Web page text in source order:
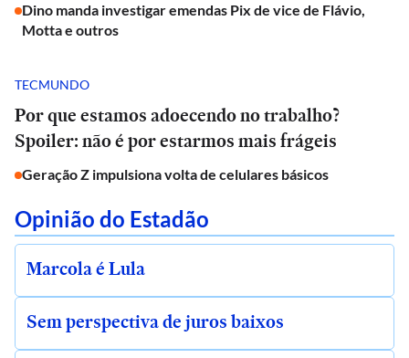
Dino manda investigar emendas Pix de vice de Flávio,
Motta e outros
TECMUNDO
Por que estamos adoecendo no trabalho?
Spoiler: não é por estarmos mais frágeis
Geração Z impulsiona volta de celulares básicos
Opinião do Estadão
Marcola é Lula
Sem perspectiva de juros baixos